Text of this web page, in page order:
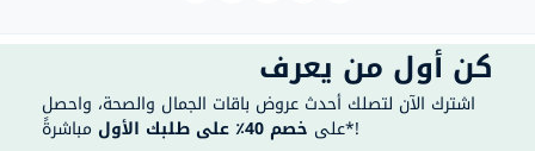
كن أول من يعرف
اشترك الآن لتصلك أحدث عروض باقات الجمال والصحة، واحصل
على خصم 40٪ على طلبك الأول مباشرةً*!